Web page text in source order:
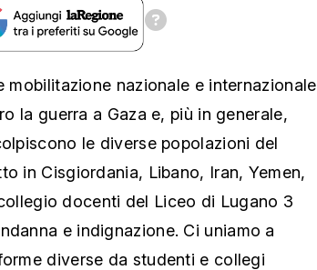
mobilitazione nazionale e internazionale
la guerra a Gaza e, più in generale,
le diverse popolazioni del
in Cisgiordania, Libano, Iran, Yemen,
docenti del Liceo di Lugano 3
e indignazione. Ci uniamo a
diverse da studenti e collegi